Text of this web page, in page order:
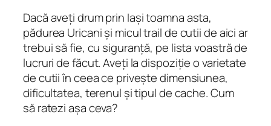
Dacă aveți drum prin Iași toamna asta,
pădurea Uricani și micul trail de cutii de aici ar
trebui să fie, cu siguranță, pe lista voastră de
lucruri de făcut. Aveți la dispoziție o varietate
de cutii în ceea ce privește dimensiunea,
dificultatea, terenul și tipul de cache. Cum
să ratezi așa ceva?